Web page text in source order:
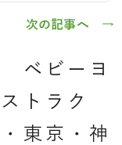
次の記事へ →
ベビーヨ
トラク
東京・神